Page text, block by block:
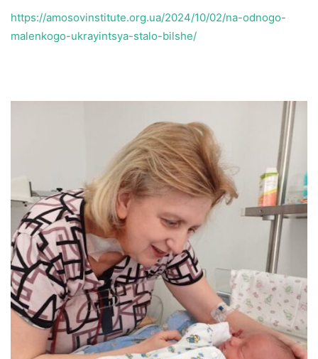
https://amosovinstitute.org.ua/2024/10/02/na-odnogo-
malenkogo-ukrayintsya-stalo-bilshe/